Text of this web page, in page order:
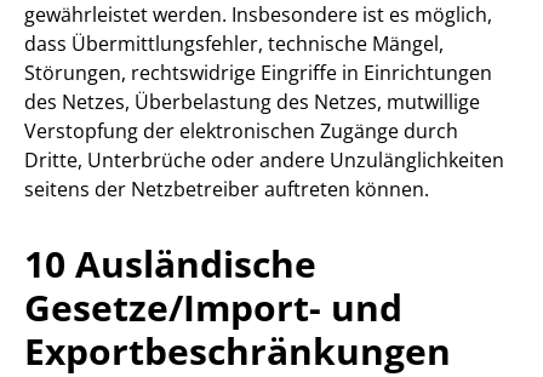
gewährleistet werden. Insbesondere ist es möglich,
dass Übermittlungsfehler, technische Mängel,
Störungen, rechtswidrige Eingriffe in Einrichtungen
des Netzes, Überbelastung des Netzes, mutwillige
Verstopfung der elektronischen Zugänge durch
Dritte, Unterbrüche oder andere Unzulänglichkeiten
seitens der Netzbetreiber auftreten können.
10 Ausländische
Gesetze/Import- und
Exportbeschränkungen